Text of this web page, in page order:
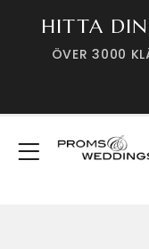
HITTA
ÖVER 3000